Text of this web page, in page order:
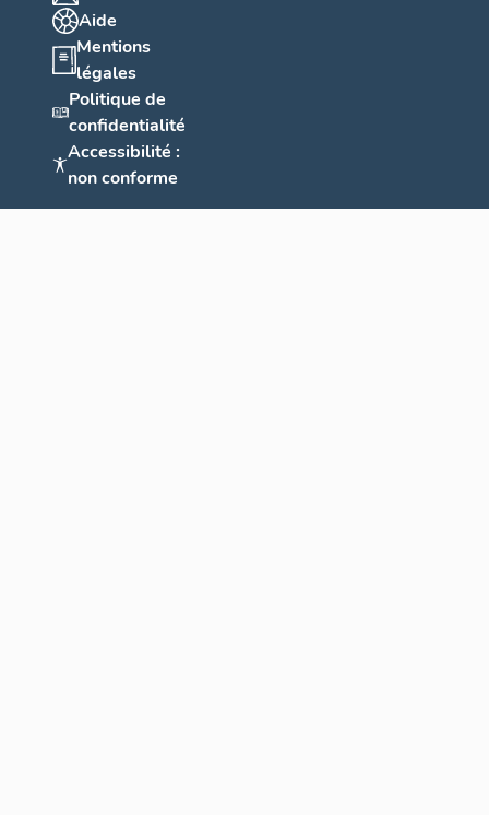
Aide
Mentions
légales
Politique de
confidentialité
Accessibilité :
non conforme